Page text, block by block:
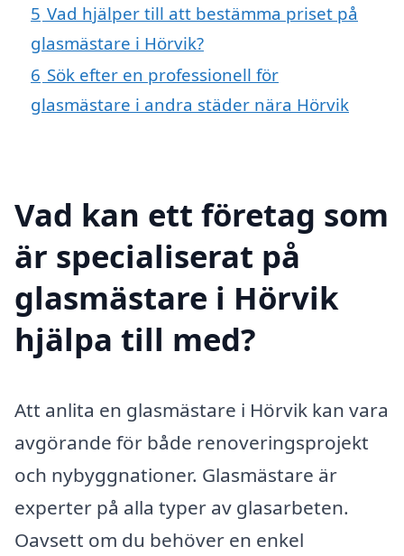
5 Vad hjälper till att bestämma priset på
glasmästare i Hörvik?
6 Sök efter en professionell för
glasmästare i andra städer nära Hörvik
Vad kan ett företag som
är specialiserat på
glasmästare i Hörvik
hjälpa till med?
Att anlita en glasmästare i Hörvik kan vara
avgörande för både renoveringsprojekt
och nybyggnationer. Glasmästare är
experter på alla typer av glasarbeten.
Oavsett om du behöver en enkel